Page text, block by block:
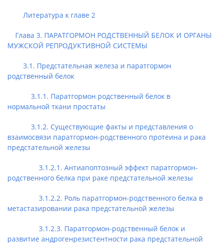
Литература к главе 2
Глава 3. ПАРАТГОРМОН РОДСТВЕННЫЙ БЕЛОК И ОРГАНЫ
МУЖСКОЙ РЕПРОДУКТИВНОЙ СИСТЕМЫ
3.1. Предстательная железа и паратгормон
родственный белок
3.1.1. Паратгормон родственный белок в
нормальной ткани простаты
3.1.2. Существующие факты и представления о
взаимосвязи паратгормон-родственного протеина и рака
предстательной железы
3.1.2.1. Антиапоптозный эффект паратгормон-
родственного белка при раке предстательной железы
3.1.2.2. Роль паратгормон-родственного белка в
метастазировании рака предстательной железы
3.1.2.3. Паратгормон-родственный белок и
развитие андрогенрезистентности рака предстательной